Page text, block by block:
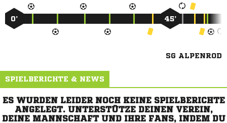
0’ 45’
SG ALPENROD
SPIELBERICHTE & NEWS
ES WURDEN LEIDER NOCH KEINE SPIELBERICHTE
ANGELEGT. UNTERSTÜTZE DEINEN VEREIN,
DEINE MANNSCHAFT UND IHRE FANS, INDEM DU